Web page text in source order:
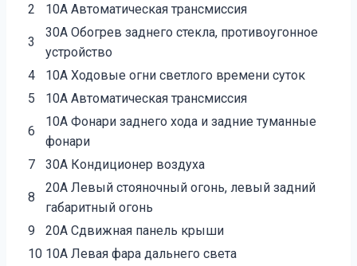
2 10А Автоматическая трансмиссия
3
30А Обогрев заднего стекла, противоугонное
устройство
4
10А Ходовые огни светлого времени суток
5
10А Автоматическая трансмиссия
6
10А Фонари заднего хода и задние туманные
фонари
7
30А Кондиционер воздуха
8
20А Левый стояночный огонь, левый задний
габаритный огонь
9
20А Сдвижная панель крыши
10 10А Левая фара дальнего света